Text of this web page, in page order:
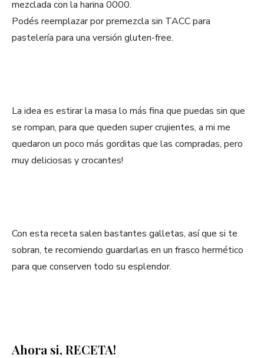
mezclada con la harina 0000.
Podés reemplazar por premezcla sin TACC para
pastelería para una versión gluten-free.
La idea es estirar la masa lo más fina que puedas sin que
se rompan, para que queden super crujientes, a mi me
quedaron un poco más gorditas que las compradas, pero
muy deliciosas y crocantes!
Con esta receta salen bastantes galletas, así que si te
sobran, te recomiendo guardarlas en un frasco hermético
para que conserven todo su esplendor.
Ahora si, RECETA!